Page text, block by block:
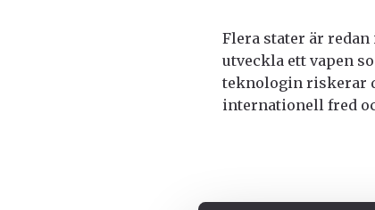
Flera stater är
utveckla ett vapen
teknologin riskerar
internationell fred